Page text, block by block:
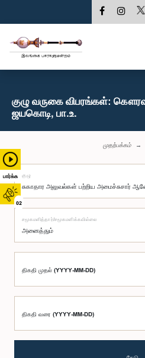
பார்க்க
02
குழு வருகை விபரங்கள்:
ஜயகொடி, பா.உ.
முதற்பக்கம்
குழு
சமூகமளித்தார்/சமூகமளிக்கவில்லை
திகதி முதல் (YYYY-MM-DD)
திகதி வரை (YYYY-MM-DD)